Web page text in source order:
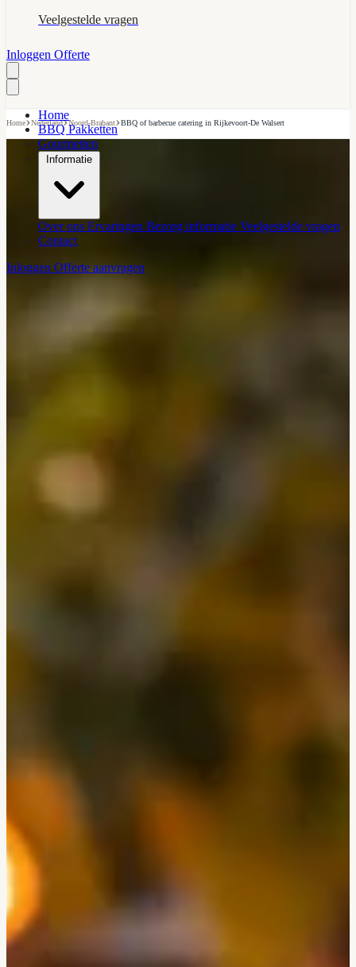
Veelgestelde vragen
Inloggen Offerte
Home
BBQ Pakketten
Gourmetten
Informatie
Over ons Ervaringen Bezorg informatie Veelgestelde vragen
Contact
Inloggen Offerte aanvragen
Home›Nederland›Noord-Brabant›BBQ of barbecue catering in Rijkevoort-De Walsert